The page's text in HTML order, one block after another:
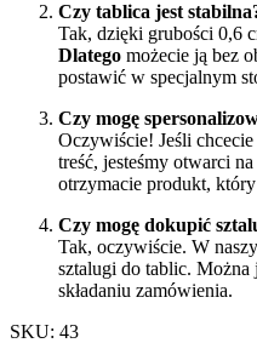
Czy tablica jest
Tak, dzięki grubości 0,6
Dlatego możecie ją bez
postawić w specjalnym
Czy mogę
Oczywiście! Jeśli
treść, jesteśmy otwarci
otrzymacie produkt,
Czy mogę dokupić
Tak, oczywiście. W
sztalugi do tablic.
składaniu zamówienia.
SKU: 43